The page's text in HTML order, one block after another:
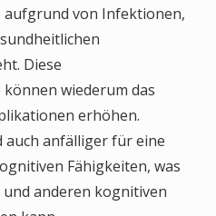
von Infektionen,
Diese
wiederum das
erhöhen.
auch anfälliger für eine
Fähigkeiten, was
und anderen kognitiven